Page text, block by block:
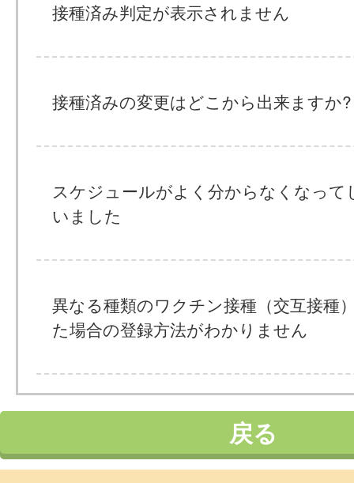
接種済み判定が表示されません
接種済みの変更はどこから出来ますか?
スケジュールがよく分からなくなって
いました
異なる種類のワクチン接種（交互接種
た場合の登録方法がわかりません
戻る